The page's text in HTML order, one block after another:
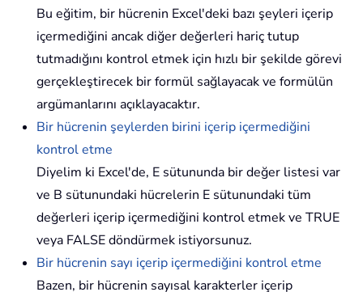
Bu eğitim, bir hücrenin Excel'deki bazı şeyleri içerip
içermediğini ancak diğer değerleri hariç tutup
tutmadığını kontrol etmek için hızlı bir şekilde görevi
gerçekleştirecek bir formül sağlayacak ve formülün
argümanlarını açıklayacaktır.
Bir hücrenin şeylerden birini içerip içermediğini
kontrol etme
Diyelim ki Excel'de, E sütununda bir değer listesi var
ve B sütunundaki hücrelerin E sütunundaki tüm
değerleri içerip içermediğini kontrol etmek ve TRUE
veya FALSE döndürmek istiyorsunuz.
Bir hücrenin sayı içerip içermediğini kontrol etme
Bazen, bir hücrenin sayısal karakterler içerip